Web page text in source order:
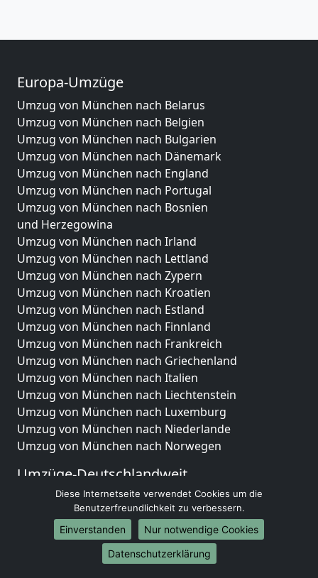
Europa-Umzüge
Umzug von München nach Belarus
Umzug von München nach Belgien
Umzug von München nach Bulgarien
Umzug von München nach Dänemark
Umzug von München nach England
Umzug von München nach Portugal
Umzug von München nach Bosnien
und Herzegowina
Umzug von München nach Irland
Umzug von München nach Lettland
Umzug von München nach Zypern
Umzug von München nach Kroatien
Umzug von München nach Estland
Umzug von München nach Finnland
Umzug von München nach Frankreich
Umzug von München nach Griechenland
Umzug von München nach Italien
Umzug von München nach Liechtenstein
Umzug von München nach Luxemburg
Umzug von München nach Niederlande
Umzug von München nach Norwegen
Umzüge-Deutschlandweit
Umzug von München nach Berlin
Umzug von München nach Hamburg
Umzug von München nach München
Umzug von München nach Köln
Umzug von München nach Frankfurt am Main
Diese Internetseite verwendet Cookies um die
Benutzerfreundlichkeit zu verbessern.
Einverstanden
Nur notwendige Cookies
Datenschutzerklärung